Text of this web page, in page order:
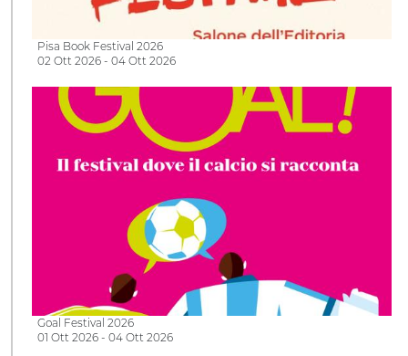
Pisa Book Festival 2026
02 Ott 2026 - 04 Ott 2026
Goal Festival 2026
01 Ott 2026 - 04 Ott 2026